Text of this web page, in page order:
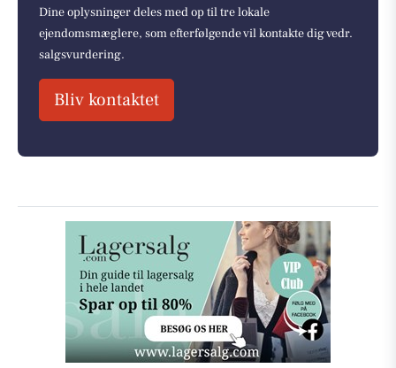
Dine oplysninger deles med op til tre lokale
ejendomsmæglere, som efterfølgende vil kontakte dig vedr.
salgsvurdering.
Bliv kontaktet